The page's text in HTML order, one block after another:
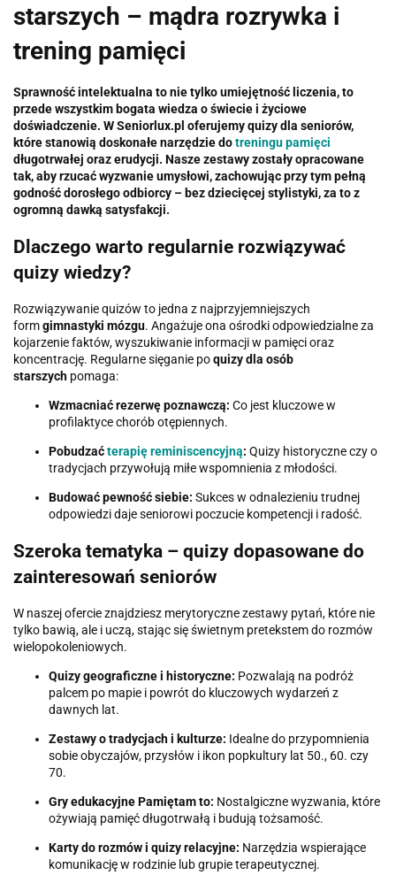
starszych – mądra rozrywka i
trening pamięci
Sprawność intelektualna to nie tylko umiejętność liczenia, to
przede wszystkim bogata wiedza o świecie i życiowe
doświadczenie. W Seniorlux.pl oferujemy quizy dla seniorów,
które stanowią doskonałe narzędzie dotreningu pamięci
długotrwałej oraz erudycji. Nasze zestawy zostały opracowane
tak, aby rzucać wyzwanie umysłowi, zachowując przy tym pełną
godność dorosłego odbiorcy – bez dziecięcej stylistyki, za to z
ogromną dawką satysfakcji.
Dlaczego warto regularnie rozwiązywać
quizy wiedzy?
Rozwiązywanie quizów to jedna z najprzyjemniejszych
formgimnastyki mózgu. Angażuje ona ośrodki odpowiedzialne za
kojarzenie faktów, wyszukiwanie informacji w pamięci oraz
koncentrację. Regularne sięganie poquizy dla osób
starszych pomaga:
Wzmacniać rezerwę poznawczą: Co jest kluczowe w
profilaktyce chorób otępiennych.
Pobudzaćterapię reminiscencyjną: Quizy historyczne czy o
tradycjach przywołują miłe wspomnienia z młodości.
Budować pewność siebie: Sukces w odnalezieniu trudnej
odpowiedzi daje seniorowi poczucie kompetencji i radość.
Szeroka tematyka – quizy dopasowane do
zainteresowań seniorów
W naszej ofercie znajdziesz merytoryczne zestawy pytań, które nie
tylko bawią, ale i uczą, stając się świetnym pretekstem do rozmów
wielopokoleniowych.
Quizy geograficzne i historyczne: Pozwalają na podróż
palcem po mapie i powrót do kluczowych wydarzeń z
dawnych lat.
Zestawy o tradycjach i kulturze: Idealne do przypomnienia
sobie obyczajów, przysłów i ikon popkultury lat 50., 60. czy
70.
Gry edukacyjne Pamiętam to: Nostalgiczne wyzwania, które
ożywiają pamięć długotrwałą i budują tożsamość.
Karty do rozmów i quizy relacyjne: Narzędzia wspierające
komunikację w rodzinie lub grupie terapeutycznej.